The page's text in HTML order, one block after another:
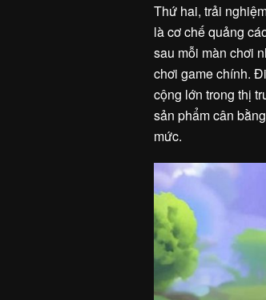
Thứ hai, trải
là cơ chế quảng
sau mỗi màn chơi
chơi game chính.
cộng lớn trong thị
sản phẩm cân
mức.